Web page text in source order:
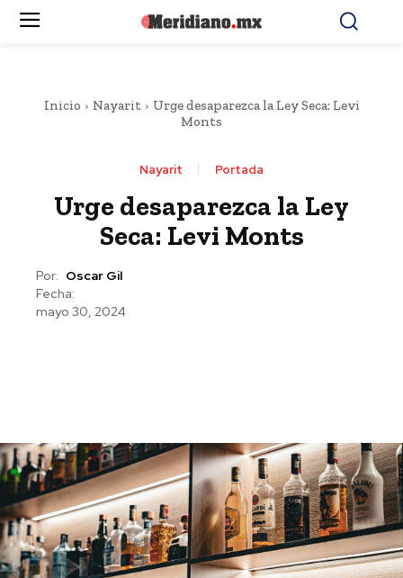
Inicio Nayarit
Urge desaparezca la Ley Seca: Levi
Monts
Nayarit Portada
Urge desaparezca la Ley
Seca: Levi Monts
Por: Oscar Gil
Fecha:
mayo 30, 2024